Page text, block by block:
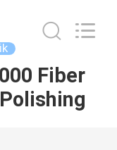
Fiber